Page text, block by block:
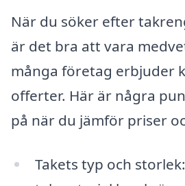
När du söker efter
är det bra att vara
många företag erbjuder
offerter. Här är några
på när du jämför priser
Takets typ och